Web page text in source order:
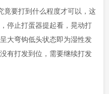
竟要打到什么程度才可以，这
停止打蛋器提起看，晃动打
大弯钩低头状态即为湿性发
有打发到位，需要继续打发